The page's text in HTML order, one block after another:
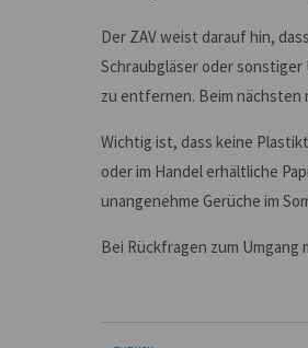
Der ZAV weist darauf hin,
Schraubgläser oder
zu entfernen. Beim
Wichtig ist, dass keine
oder im Handel erhältliche
unangenehme Gerüche im
Bei Rückfragen zum Umgang